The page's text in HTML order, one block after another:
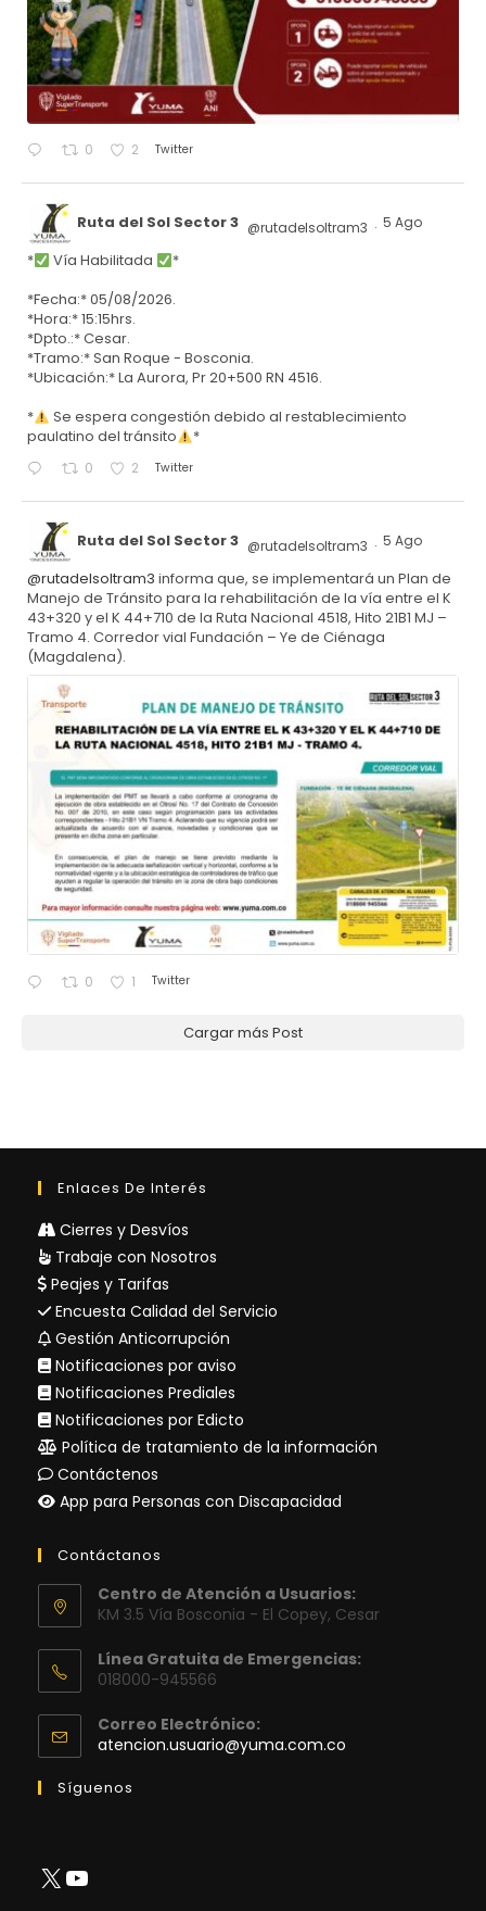
0 2 Twitter
Ruta del Sol Sector 3 @rutadelsoltram3 · 5 Ago
* Vía Habilitada
*
*Fecha:* 05/08/2026.
*Hora:* 15:15hrs.
*Dpto.:* Cesar.
*Tramo:* San Roque - Bosconia.
*Ubicación:* La Aurora, Pr 20+500 RN 4516.
*
Se espera congestión debido al restablecimiento
paulatino del tránsito
*
0 2 Twitter
Ruta del Sol Sector 3 @rutadelsoltram3 · 5 Ago
@rutadelsoltram3 informa que, se implementará un Plan de
Manejo de Tránsito para la rehabilitación de la vía entre el K
43+320 y el K 44+710 de la Ruta Nacional 4518, Hito 21B1 MJ –
Tramo 4. Corredor vial Fundación – Ye de Ciénaga
(Magdalena).
0 1 Twitter
Cargar más Post
Enlaces De Interés
Cierres y Desvíos
Trabaje con Nosotros
Peajes y Tarifas
Encuesta Calidad del Servicio
Gestión Anticorrupción
Notificaciones por aviso
Notificaciones Prediales
Notificaciones por Edicto
Política de tratamiento de la información
Contáctenos
App para Personas con Discapacidad
Contáctanos
Centro de Atención a Usuarios:
KM 3.5 Vía Bosconia - El Copey, Cesar
Línea Gratuita de Emergencias:
018000-945566
Correo Electrónico:
atencion.usuario@yuma.com.co
Síguenos
X YouTube